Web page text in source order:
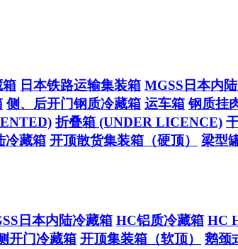
箱 日本铁路运输集装箱 MGSS日本内
侧、后开门钢质冷藏箱 运车箱 钢质挂
折叠箱 (UNDER LICENCE)
冷藏箱 开顶散货集装箱（硬顶） 梁型
日本内陆冷藏箱 HC铝质冷藏箱 HC
开门冷藏箱 开顶集装箱（软顶） 鹅颈